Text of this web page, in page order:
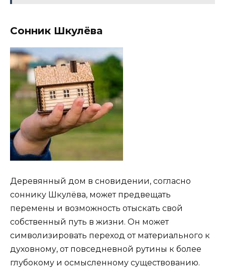
Сонник Шкулёва
Деревянный дом в сновидении, согласно
соннику Шкулёва, может предвещать
перемены и возможность отыскать свой
собственный путь в жизни. Он может
символизировать переход от материального к
духовному, от повседневной рутины к более
глубокому и осмысленному существованию.